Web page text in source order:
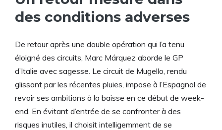
des conditions adverses
De retour après une double opération qui l’a tenu
éloigné des circuits, Marc Márquez aborde le GP
d’Italie avec sagesse. Le circuit de Mugello, rendu
glissant par les récentes pluies, impose à l’Espagnol de
revoir ses ambitions à la baisse en ce début de week-
end. En évitant d’entrée de se confronter à des
risques inutiles, il choisit intelligemment de se